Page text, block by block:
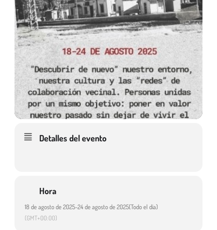
Detalles del evento
Hora
18 de agosto de 2025-24 de agosto de 2025(Todo el día)
(GMT+00:00)